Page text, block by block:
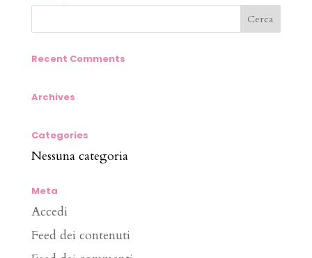
Recent Comments
Archives
Categories
Nessuna categoria
Meta
Accedi
Feed dei contenuti